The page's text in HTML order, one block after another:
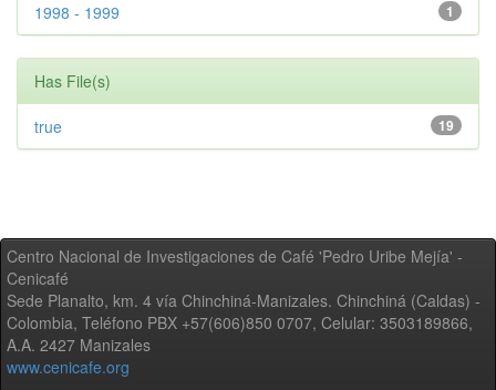
1
1998 - 1999
Has File(s)
19
true
Centro Nacional de Investigaciones de Café 'Pedro Uribe Mejía' -
Cenicafé
Sede Planalto, km. 4 vía Chinchiná-Manizales. Chinchiná (Caldas) -
Colombia, Teléfono PBX +57(606)850 0707, Celular: 3503189866,
A.A. 2427 Manizales
www.cenicafe.org